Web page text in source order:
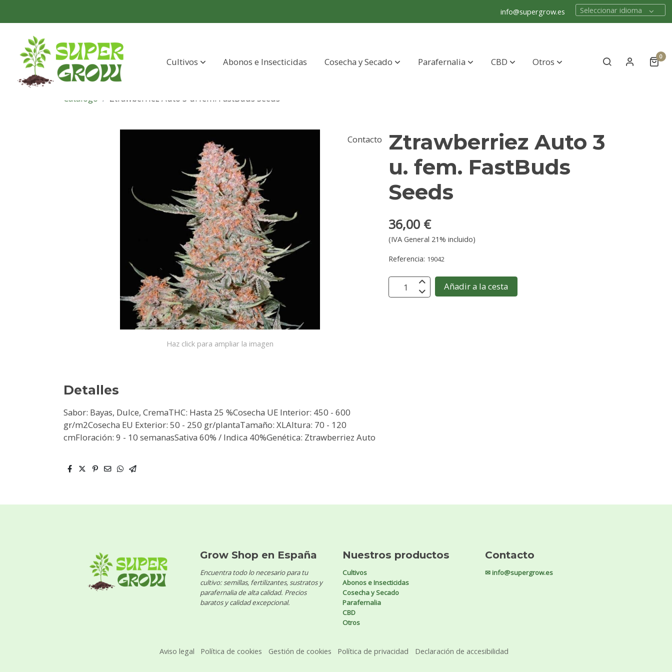
info@supergrow.es Seleccionar idioma
Cultivos Abonos e Insecticidas Cosecha y Secado Parafernalia CBD Otros
Contacto
0
Catálogo Ztrawberriez Auto 3 u. fem. FastBuds Seeds
Haz click para ampliar la imagen
Detalles
Sabor: Bayas, Dulce, CremaTHC: Hasta 25 %Cosecha UE Interior: 450 - 600
gr/m2Cosecha EU Exterior: 50 - 250 gr/plantaTamaño: XLAltura: 70 - 120
cmFloración: 9 - 10 semanasSativa 60% / Indica 40%Genética: Ztrawberriez Auto
Ztrawberriez Auto 3
u. fem. FastBuds
Seeds
36,00 €
(IVA General 21% incluido)
Referencia: 19042
Añadir a la cesta
Grow Shop en España
Encuentra todo lo necesario para tu
cultivo: semillas, fertilizantes, sustratos y
parafernalia de alta calidad. Precios
baratos y calidad excepcional.
Nuestros productos
Cultivos
Abonos e Insecticidas
Cosecha y Secado
Parafernalia
CBD
Otros
Contacto
✉ info@supergrow.es
Aviso legal Política de cookies Gestión de cookies Política de privacidad Declaración de accesibilidad